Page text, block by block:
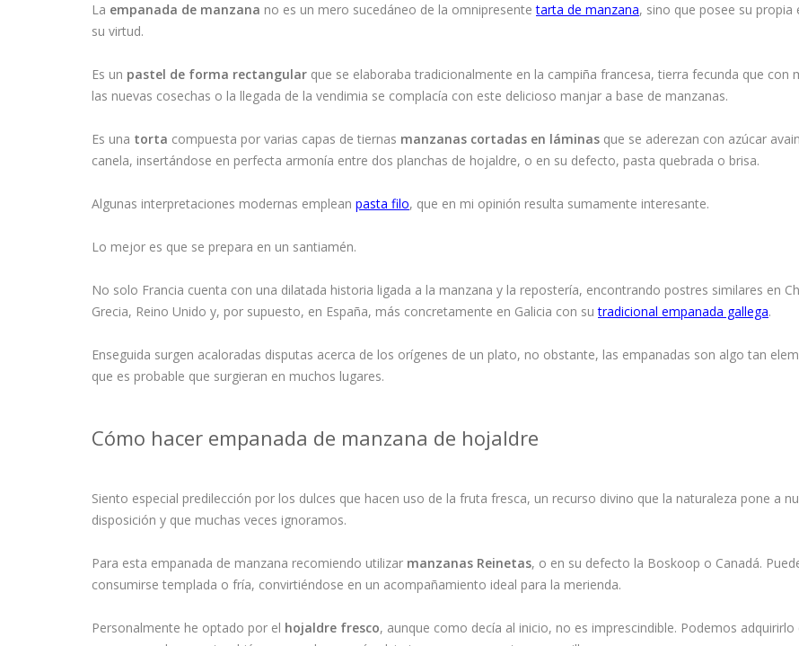
La empanada de manzana no es un mero sucedáneo de la omnipresentetarta de manzana, sino que posee su propia
su virtud.
Es un pastel de forma rectangular que se elaboraba tradicionalmente en la campiña francesa, tierra fecunda que con
las nuevas cosechas o la llegada de la vendimia se complacía con este delicioso manjar a base de manzanas.
Es una torta compuesta por varias capas de tiernas manzanas cortadas en láminas que se aderezan con azúcar
canela, insertándose en perfecta armonía entre dos planchas de hojaldre, o en su defecto, pasta quebrada o brisa.
Algunas interpretaciones modernas emplean pasta filo, que en mi opinión resulta sumamente interesante.
Lo mejor es que se prepara en un santiamén.
No solo Francia cuenta con una dilatada historia ligada a la manzana y la repostería, encontrando postres similares en
Grecia, Reino Unido y, por supuesto, en España, más concretamente en Galicia con sutradicional empanada gallega.
Enseguida surgen acaloradas disputas acerca de los orígenes de un plato, no obstante, las empanadas son algo tan
que es probable que surgieran en muchos lugares.
Cómo hacer empanada de manzana de hojaldre
Siento especial predilección por los dulces que hacen uso de la fruta fresca, un recurso divino que la naturaleza pone a
disposición y que muchas veces ignoramos.
Para esta empanada de manzana recomiendo utilizar manzanas Reinetas, o en su defecto la Boskoop o Canadá.
consumirse templada o fría, convirtiéndose en un acompañamiento ideal para la merienda.
Personalmente he optado por el hojaldre fresco, aunque como decía al inicio, no es imprescindible. Podemos adquirirlo